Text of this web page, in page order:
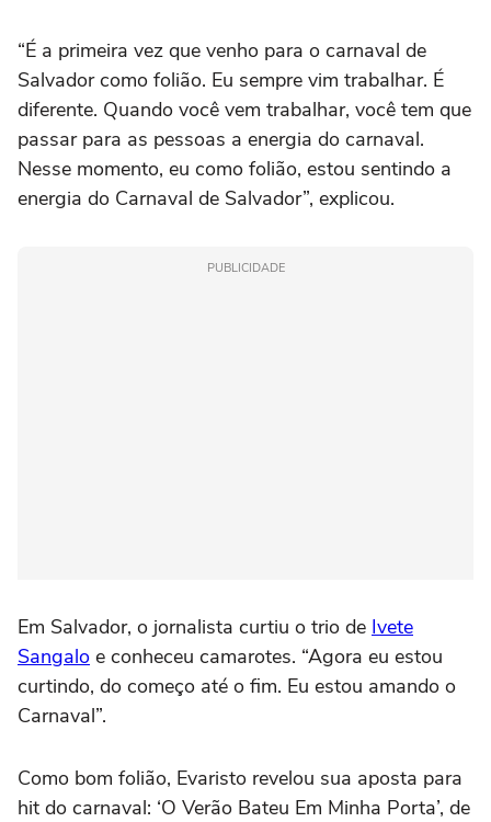
“É a primeira vez que venho para o carnaval de
Salvador como folião. Eu sempre vim trabalhar. É
diferente. Quando você vem trabalhar, você tem que
passar para as pessoas a energia do carnaval.
Nesse momento, eu como folião, estou sentindo a
energia do Carnaval de Salvador”, explicou.
PUBLICIDADE
Em Salvador, o jornalista curtiu o trio de Ivete
Sangalo e conheceu camarotes. “Agora eu estou
curtindo, do começo até o fim. Eu estou amando o
Carnaval”.
Como bom folião, Evaristo revelou sua aposta para
hit do carnaval: ‘O Verão Bateu Em Minha Porta’, de